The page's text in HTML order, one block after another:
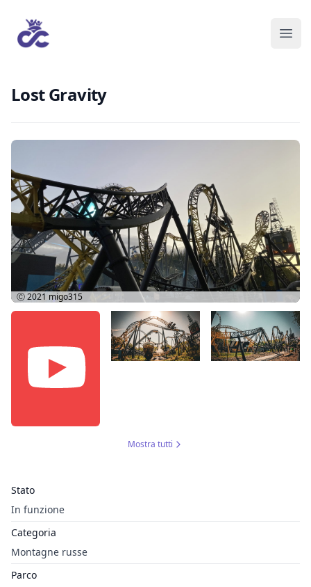
Lost Gravity
Stato
In funzione
Categoria
Montagne russe
Parco
Ⓒ 2021 migo315
Mostra tutti